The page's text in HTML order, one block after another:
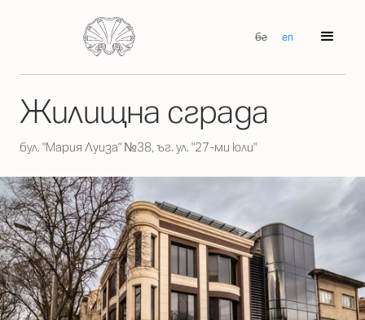
бг en
Жилищна сграда
бул. "Мария Луиза" №38, ъг. ул. "27-ми юли"